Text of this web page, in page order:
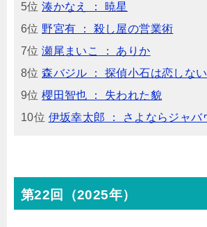
5位湊かなえ ： 暁星
6位 野宮有 ： 殺し屋の営業術
7位瀬尾まいこ ： ありか
8位森バジル ： 探偵小石は恋しない
9位櫻田智也 ： 失われた貌
10位 伊坂幸太郎 ： さよならジャバ
第22回（2025年）